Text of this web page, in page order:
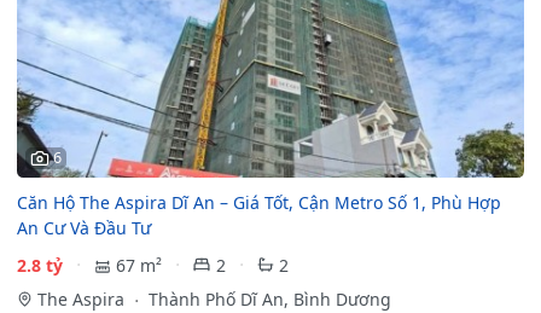
6
Căn Hộ The Aspira Dĩ An – Giá Tốt, Cận Metro Số 1, Phù Hợp
An Cư Và Đầu Tư
2.8 tỷ
67 m² 2
2
The Aspira
Thành Phố Dĩ An, Bình Dương